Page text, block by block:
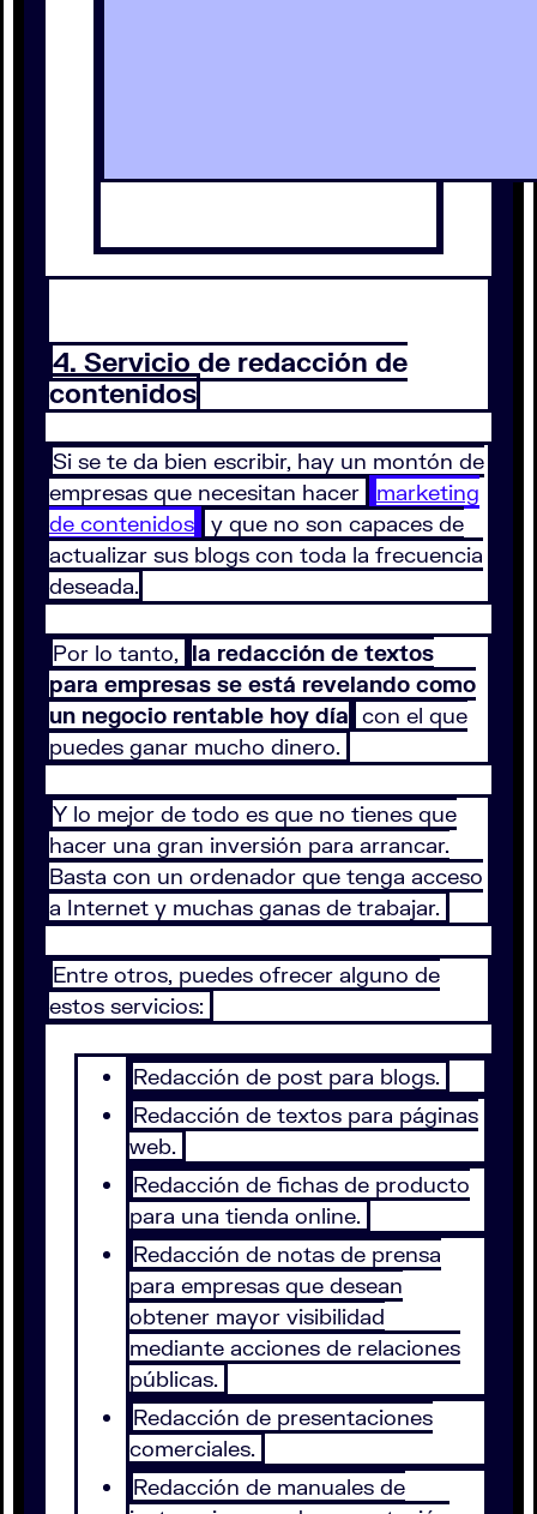
4. Servicio de redacción de
contenidos
Si se te da bien escribir, hay un montón de
empresas que necesitan hacer
marketing
de contenidos
y que no son capaces de
actualizar sus blogs con toda la frecuencia
deseada.
Por lo tanto, la redacción de textos
para empresas se está revelando como
un negocio rentable hoy día con el que
puedes ganar mucho dinero.
Y lo mejor de todo es que no tienes que
hacer una gran inversión para arrancar.
Basta con un ordenador que tenga acceso
a Internet y muchas ganas de trabajar.
Entre otros, puedes ofrecer alguno de
estos servicios:
Redacción de post para blogs.
Redacción de textos para páginas
web.
Redacción de fichas de producto
para una tienda online.
Redacción de notas de prensa
para empresas que desean
obtener mayor visibilidad
mediante acciones de relaciones
públicas.
Redacción de presentaciones
comerciales.
Redacción de manuales de